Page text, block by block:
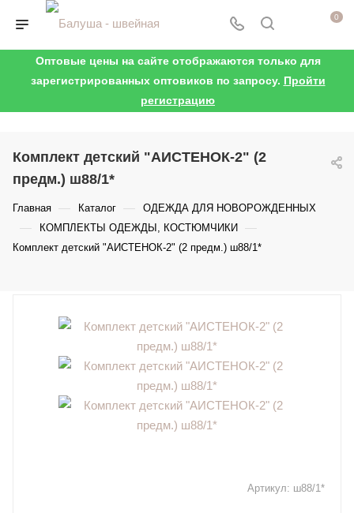
0
Оптовые цены на сайте отображаются только для
зарегистрированных оптовиков по запросу. Пройти
регистрацию
Комплект детский "АИСТЕНОК-2" (2
предм.) ш88/1*
Главная — Каталог — ОДЕЖДА ДЛЯ НОВОРОЖДЕННЫХ
— КОМПЛЕКТЫ ОДЕЖДЫ, КОСТЮМЧИКИ —
Комплект детский "АИСТЕНОК-2" (2 предм.) ш88/1*
Артикул: ш88/1*